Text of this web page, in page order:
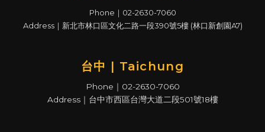
Phone｜02-2630-7060
Address｜新北市林口區文化二路一段390號5樓 (林口新創園A7)
台中 | Taichung
Phone｜02-2630-7060
Address｜台中市西區台灣大道二段501號18樓